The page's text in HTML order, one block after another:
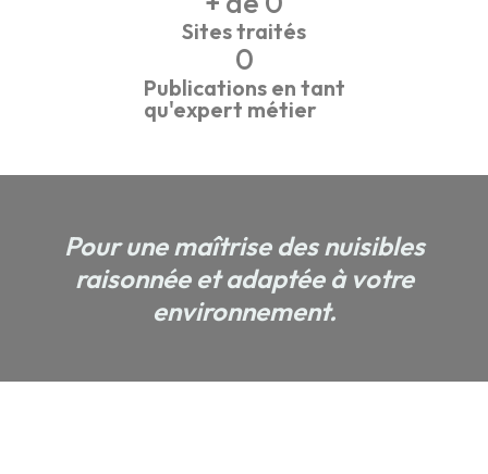
Sites traités
Publications en tant
qu'expert métier
0
Pour une maîtrise des nuisibles
raisonnée et adaptée à votre
environnement.